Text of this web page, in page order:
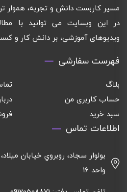
مسیر کاربست دانش و تجربه، هموار
در این وبسایت می توانید با
ویدیوهای آموزشی، بر دانش کار و
فهرست سفارشی
بلاگ
حساب کاربری من
سبد خرید
اطلاعات تماس
واحد ١٦